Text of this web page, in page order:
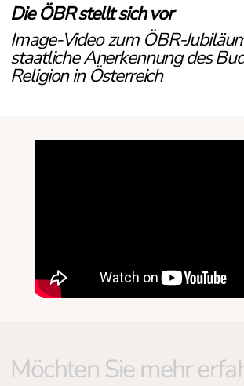
Die ÖBR stellt sich vor
Image-Video zum ÖBR-
staatliche Anerkennung des
Religion in Österreich
Möchten Sie mehr